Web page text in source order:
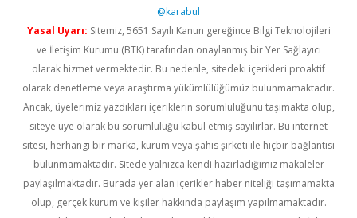
@karabul
Yasal Uyarı: Sitemiz, 5651 Sayılı Kanun gereğince Bilgi Teknolojileri
ve İletişim Kurumu (BTK) tarafından onaylanmış bir Yer Sağlayıcı
olarak hizmet vermektedir. Bu nedenle, sitedeki içerikleri proaktif
olarak denetleme veya araştırma yükümlülüğümüz bulunmamaktadır.
Ancak, üyelerimiz yazdıkları içeriklerin sorumluluğunu taşımakta olup,
siteye üye olarak bu sorumluluğu kabul etmiş sayılırlar. Bu internet
sitesi, herhangi bir marka, kurum veya şahıs şirketi ile hiçbir bağlantısı
bulunmamaktadır. Sitede yalnızca kendi hazırladığımız makaleler
paylaşılmaktadır. Burada yer alan içerikler haber niteliği taşımamakta
olup, gerçek kurum ve kişiler hakkında paylaşım yapılmamaktadır.